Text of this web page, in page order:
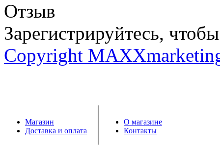
Отзыв
Зарегистрируйтесь,
Copyright
Магазин
Доставка и оплата
О магазине
Контакты